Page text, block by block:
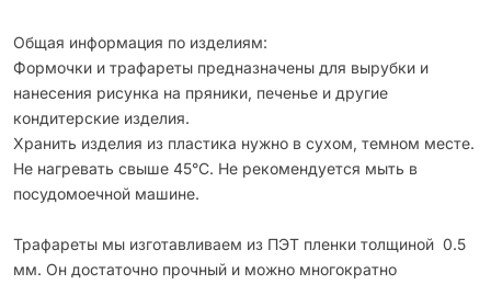
Общая информация по изделиям:
Формочки и трафареты предназначены для вырубки и
нанесения рисунка на пряники, печенье и другие
кондитерские изделия.
Хранить изделия из пластика нужно в сухом, темном месте.
Не нагревать свыше 45°С. Не рекомендуется мыть в
посудомоечной машине.
Трафареты мы изготавливаем из ПЭТ пленки толщиной 0.5
мм. Он достаточно прочный и можно многократно